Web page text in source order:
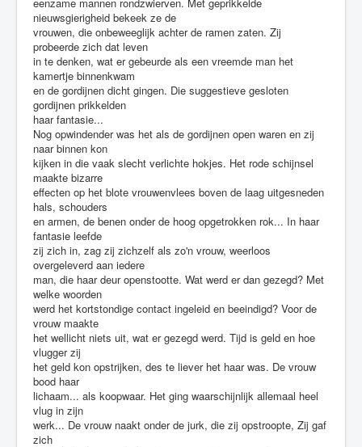
nieuwsgierigheid bekeek ze de
vrouwen, die onbeweeglijk achter de ramen zaten. Zij
probeerde zich dat leven
in te denken, wat er gebeurde als een vreemde man het
kamertje binnenkwam
en de gordijnen dicht gingen. Die suggestieve gesloten
gordijnen prikkelden
haar fantasie...
Nog opwindender was het als de gordijnen open waren en zij
naar binnen kon
kijken in die vaak slecht verlichte hokjes. Het rode schijnsel
maakte bizarre
effecten op het blote vrouwenvlees boven de laag uitgesneden
hals, schouders
en armen, de benen onder de hoog opgetrokken rok... In haar
fantasie leefde
zij zich in, zag zij zichzelf als zo'n vrouw, weerloos
overgeleverd aan iedere
man, die haar deur openstootte. Wat werd er dan gezegd? Met
welke woorden
werd het kortstondige contact ingeleid en beeindigd? Voor de
vrouw maakte
het wellicht niets uit, wat er gezegd werd. Tijd is geld en hoe
vlugger zij
het geld kon opstrijken, des te liever het haar was. De vrouw
bood haar
lichaam... als koopwaar. Het ging waarschijnlijk allemaal heel
vlug in zijn
werk... De vrouw naakt onder de jurk, die zij opstroopte, Zij gaf
zich